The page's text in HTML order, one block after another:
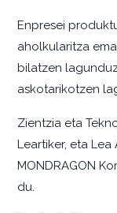
Enpresei
aholkularitza
bilatzen
askotarikotzen
Zientzia eta
Leartiker, eta
MONDRAGON
du.